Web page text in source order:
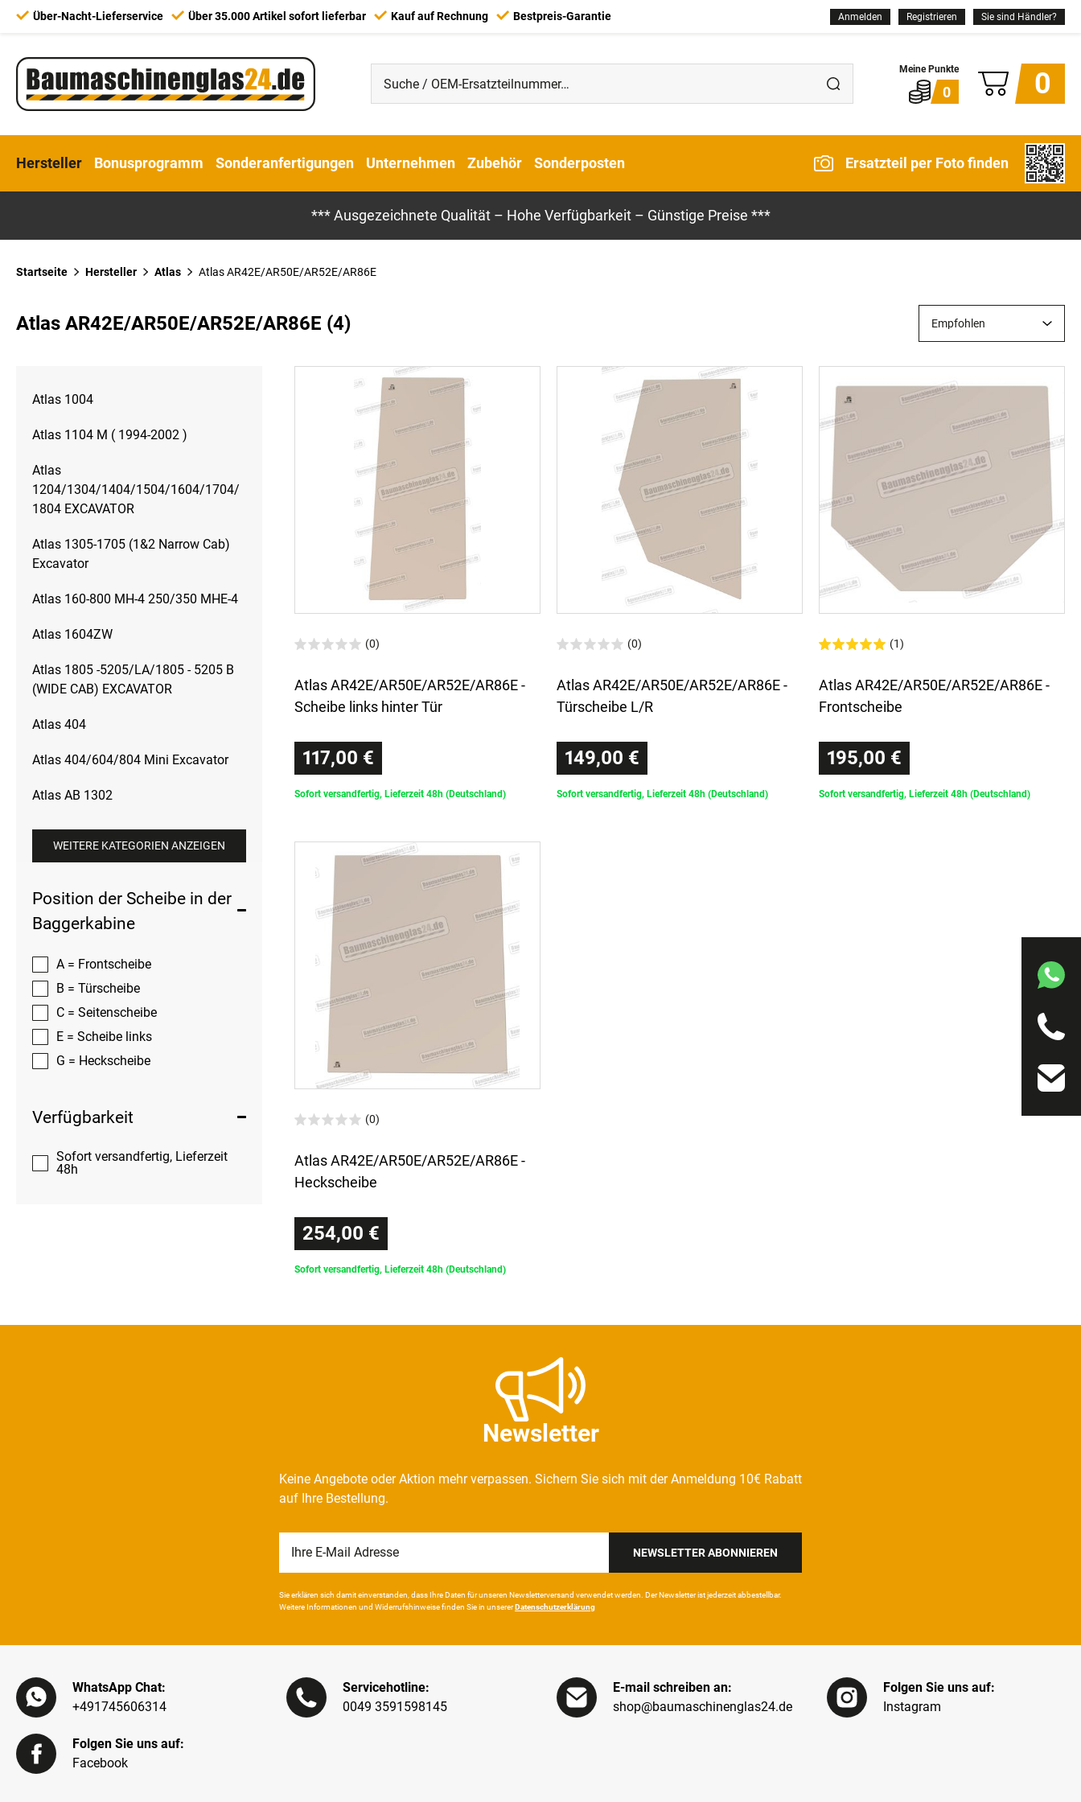
Über-Nacht-Lieferservice Über 35.000 Artikel sofort lieferbar Kauf auf Rechnung Bestpreis-Garantie Anmelden Registrieren Sie sind Händler?
0 0
Hersteller Bonusprogramm Sonderanfertigungen Unternehmen Zubehör Sonderposten Ersatzteil per Foto finden
*** Ausgezeichnete Qualität – Hohe Verfügbarkeit – Günstige Preise ***
Startseite Hersteller Atlas Atlas AR42E/AR50E/AR52E/AR86E
Atlas AR42E/AR50E/AR52E/AR86E (4)
Atlas 1004
Atlas 1104 M ( 1994-2002 )
Atlas
1204/1304/1404/1504/1604/1704/
1804 EXCAVATOR
Atlas 1305-1705 (1&2 Narrow Cab)
Excavator
Atlas 160-800 MH-4 250/350 MHE-4
Atlas 1604ZW
Atlas 1805 -5205/LA/1805 - 5205 B
(WIDE CAB) EXCAVATOR
Atlas 404
Atlas 404/604/804 Mini Excavator
Atlas AB 1302
WEITERE KATEGORIEN ANZEIGEN
Position der Scheibe in der
Baggerkabine
A = Frontscheibe
B = Türscheibe
C = Seitenscheibe
E = Scheibe links
G = Heckscheibe
Verfügbarkeit
Sofort versandfertig, Lieferzeit
48h
(0)
Atlas AR42E/AR50E/AR52E/AR86E -
Scheibe links hinter Tür
117,00 €
Sofort versandfertig, Lieferzeit 48h (Deutschland)
(0)
Atlas AR42E/AR50E/AR52E/AR86E -
Türscheibe L/R
149,00 €
Sofort versandfertig, Lieferzeit 48h (Deutschland)
(1)
Atlas AR42E/AR50E/AR52E/AR86E -
Frontscheibe
195,00 €
Sofort versandfertig, Lieferzeit 48h (Deutschland)
(0)
Atlas AR42E/AR50E/AR52E/AR86E -
Heckscheibe
254,00 €
Sofort versandfertig, Lieferzeit 48h (Deutschland)
Newsletter
Keine Angebote oder Aktion mehr verpassen. Sichern Sie sich mit der Anmeldung 10€ Rabatt
auf Ihre Bestellung.
Honig
NEWSLETTER ABONNIEREN
Sie erklären sich damit ein­ver­standen, dass Ihre Da­ten für unseren News­letter­versand ver­wen­det werden. Der News­letter ist jeder­zeit ab­bestel­lbar.
Weitere Infor­mationen und Wider­rufshin­weise finden Sie in unsererDaten­schutz­erklärung
WhatsApp Chat:
+491745606314
Servicehotline:
0049 3591598145
E-mail schreiben an:
shop@baumaschinenglas24.de
Folgen Sie uns auf:
Instagram
Folgen Sie uns auf:
Facebook